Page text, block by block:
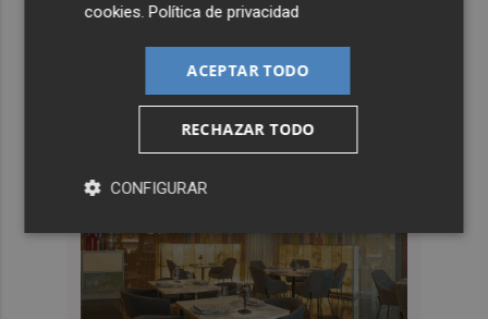
cookies .Política de privacidad
ACEPTAR TODO
RECHAZAR TODO
CONFIGURAR